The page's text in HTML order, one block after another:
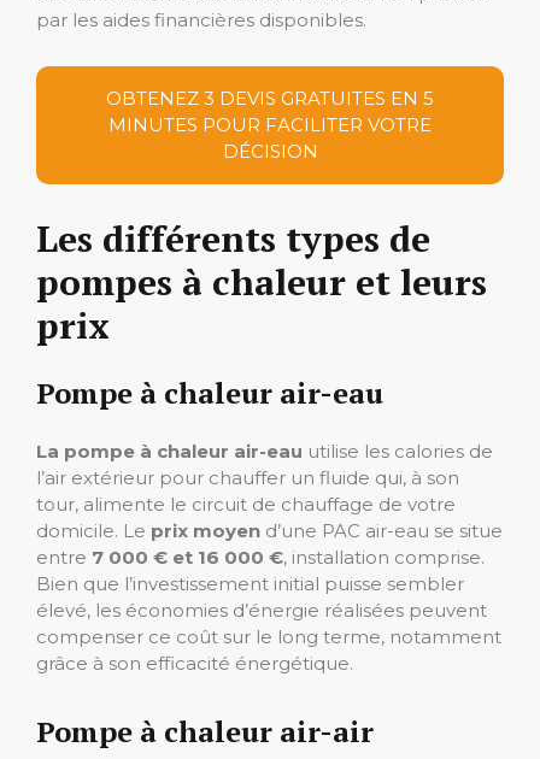
par les aides financières disponibles.
OBTENEZ 3 DEVIS GRATUITES EN 5
MINUTES POUR FACILITER VOTRE
DÉCISION
Les différents types de
pompes à chaleur et leurs
prix
Pompe à chaleur air-eau
La pompe à chaleur air-eau utilise les calories de
l’air extérieur pour chauffer un fluide qui, à son
tour, alimente le circuit de chauffage de votre
domicile. Le prix moyen d’une PAC air-eau se situe
entre 7 000 € et 16 000 €, installation comprise.
Bien que l’investissement initial puisse sembler
élevé, les économies d’énergie réalisées peuvent
compenser ce coût sur le long terme, notamment
grâce à son efficacité énergétique.
Pompe à chaleur air-air